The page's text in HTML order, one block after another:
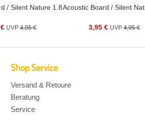
/ Silent Nature 1.8
4,95 €
Acoustic Board / Silent
3,95 € 4,95 €
Shop Service
Versand & Retoure
Beratung
Service